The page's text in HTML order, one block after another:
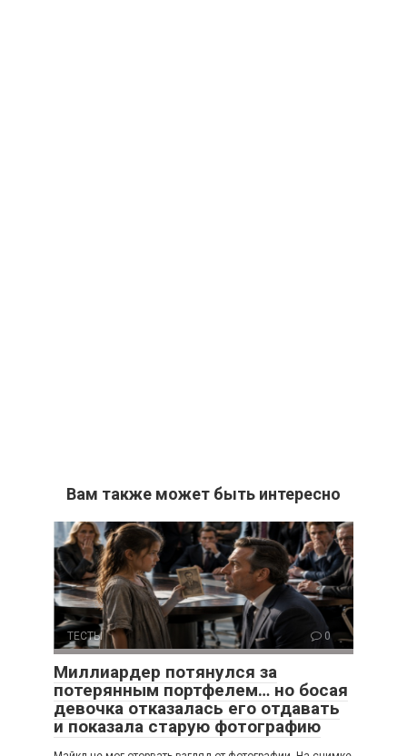
Вам также может быть интересно
ТЕСТЫ 0
Миллиардер потянулся за
потерянным портфелем… но босая
девочка отказалась его отдавать
и показала старую фотографию